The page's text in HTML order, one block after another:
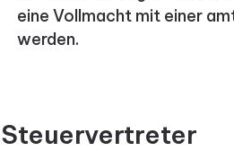
eine Vollmacht mit einer
werden.
Steuervertreter